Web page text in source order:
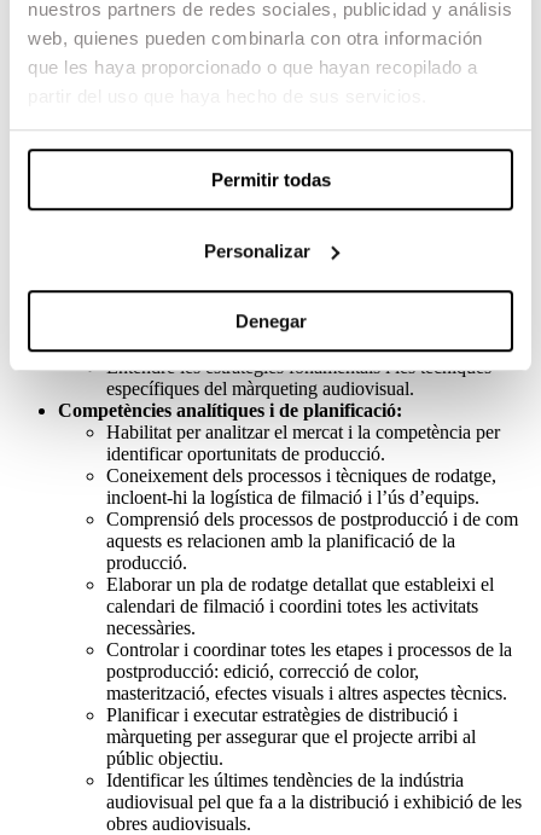
nuestros partners de redes sociales, publicidad y análisis
web, quienes pueden combinarla con otra información
que les haya proporcionado o que hayan recopilado a
Permitir todas
Personalizar
Denegar
intel·lectual i els drets d’imatge.
Conèixer les lleis aplicables al sector audiovisual,
incloent-hi els drets d’autor, la propietat intel·lectual i
els drets d’imatge.
financera: elaboració de pressupostos, cerca de
finançament, control de costos, negociació de
contractes, anàlisi de riscos i planificació financera,
Saber utilitzar els softwares específics per a les tasques
Elaborar un pressupost detallat que cobreixi tots els
Comprensió de les regulacions i normatives que
afecten la producció cinematogràfica.
Entendre les estratègies fonamentals i les tècniques
específiques del màrqueting audiovisual.
Competències analítiques i de planificació:
Habilitat per analitzar el mercat i la competència per
identificar oportunitats de producció.
Coneixement dels processos i tècniques de rodatge,
incloent-hi la logística de filmació i l’ús d’equips.
Comprensió dels processos de postproducció i de com
aquests es relacionen amb la planificació de la
producció.
Elaborar un pla de rodatge detallat que estableixi el
calendari de filmació i coordini totes les activitats
necessàries.
Controlar i coordinar totes les etapes i processos de la
postproducció: edició, correcció de color,
masterització, efectes visuals i altres aspectes tècnics.
Planificar i executar estratègies de distribució i
màrqueting per assegurar que el projecte arribi al
públic objectiu.
Identificar les últimes tendències de la indústria
audiovisual pel que fa a la distribució i exhibició de les
obres audiovisuals.